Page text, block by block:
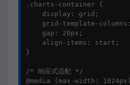
.charts-container {
    display: grid;
grid-template-
    gap: 20px;
    align-items: start;
}
/* 响应式适配 */
@media (max-width: